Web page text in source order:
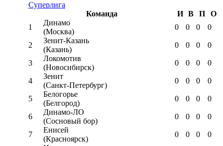
Суперлига
Команда
И В П
О
1
Динамо
(Москва)
0 0 0 0
2
Зенит-Казань
(Казань)
0 0 0 0
3
Локомотив
(Новосибирск)
0 0 0 0
4
Зенит
(Санкт-Петербург)
0 0 0 0
5
Белогорье
(Белгород)
0 0 0 0
6
Динамо-ЛО
(Сосновый бор)
0 0 0 0
7
Енисей
(Красноярск)
0 0 0 0